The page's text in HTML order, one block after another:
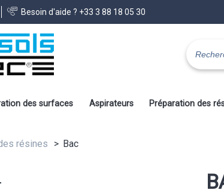
Besoin d'aide ? +33 3 88 18 05 30
des surfaces Aspirateurs Préparation des
résines Bac